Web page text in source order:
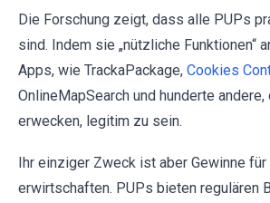
Die Forschung zeigt, dass alle PUPs
sind. Indem sie „nützliche Funktionen“
Apps, wie TrackaPackage, Cookies
OnlineMapSearch und hunderte andere,
erwecken, legitim zu sein.
Ihr einziger Zweck ist aber Gewinne
erwirtschaften. PUPs bieten regulären